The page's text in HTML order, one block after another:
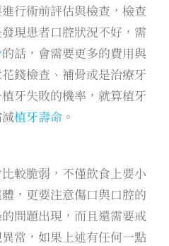
行術前評估與檢查，檢查
現患者口腔狀況不好，需
的話，會需要更多的費用與
錢檢查、補骨或是治療牙
牙失敗的機率，就算植牙
植牙壽命 。
較脆弱，不僅飲食上要小
，更要注意傷口與口腔的
問題出現，而且還需要戒
常，如果上述有任何一點